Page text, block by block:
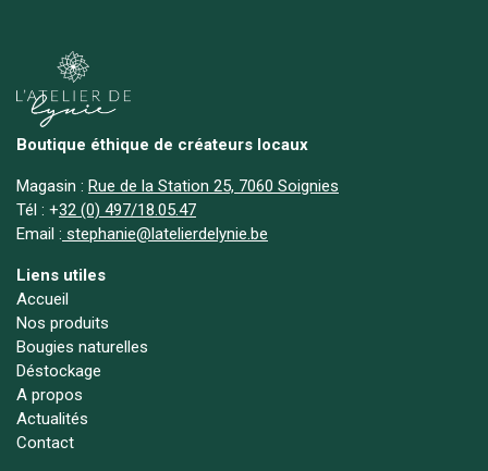
Boutique éthique de créateurs locaux
Magasin : Rue de la Station 25, 7060 Soignies
Tél : +32 (0) 497/18.05.47
Email : stephanie@latelierdelynie.be
Liens utiles
Accueil
Nos produits
Bougies naturelles
Déstockage
A propos
Actualités
Contact